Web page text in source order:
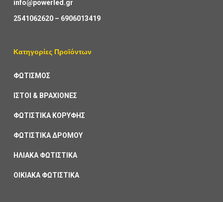
info@powerled.gr
2541062620– 6906013419
Κατηγορίες Προϊόντων
ΦΩΤΙΣΜΟΣ
ΙΣΤΟΙ & ΒΡΑΧΙΟΝΕΣ
ΦΩΤΙΣΤΙΚΑ ΚΟΡΥΦΗΣ
ΦΩΤΙΣΤΙΚΑ ΔΡΟΜΟΥ
ΗΛΙΑΚΑ ΦΩΤΙΣΤΙΚΑ
ΟΙΚΙΑΚΑ ΦΩΤΙΣΤΙΚΑ